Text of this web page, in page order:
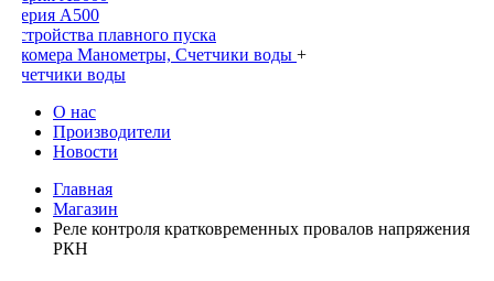
Серия А500
Устройства плавного пуска
Экомера Манометры, Счетчики воды +
Счетчики воды
О нас
Производители
Новости
Главная
Магазин
Реле контроля кратковременных провалов напряжения
РКН